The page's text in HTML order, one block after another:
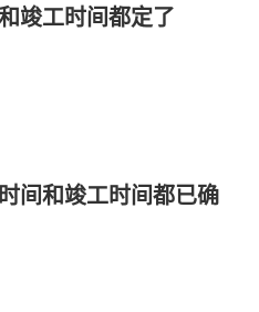
竣工时间都定了
间和竣工时间都已确